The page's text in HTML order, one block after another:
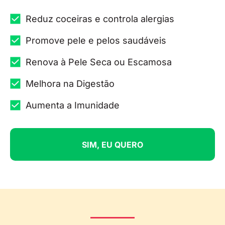
Reduz coceiras e controla alergias
Promove pele e pelos saudáveis
Renova à Pele Seca ou Escamosa
Melhora na Digestão
Aumenta a Imunidade
SIM, EU QUERO